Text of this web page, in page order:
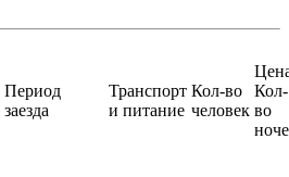
Период
заезда
Транспорт
и питание
Кол-во
человек
Кол-
во